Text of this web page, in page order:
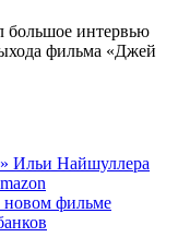
большое интервью
фильма «Джей
Ильи Найшуллера
фильме